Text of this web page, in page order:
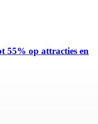
55% op attracties en